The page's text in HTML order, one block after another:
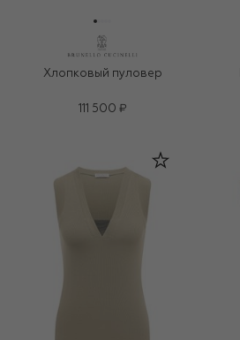
Хлопковый пуловер
111 500 ₽